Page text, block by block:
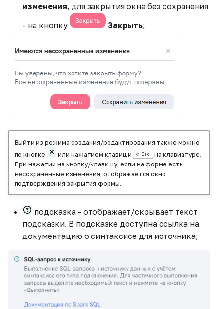
изменения, для закрытия окна без сохранения
- на кнопку
Закрыть;
Выйти из режима создания/редактирования также можно
по кнопке
или нажатием клавиши Esc на клавиатуре.
При нажатии на кнопку/клавишу, если на форме есть
несохраненные изменения, отображается окно
подтверждения закрытия формы.
подсказка - отображает/скрывает текст
подсказки. В подсказке доступна ссылка на
документацию о синтаксисе для источника;